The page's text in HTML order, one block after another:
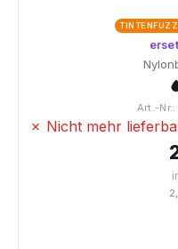
Art.-
✗ Nicht mehr